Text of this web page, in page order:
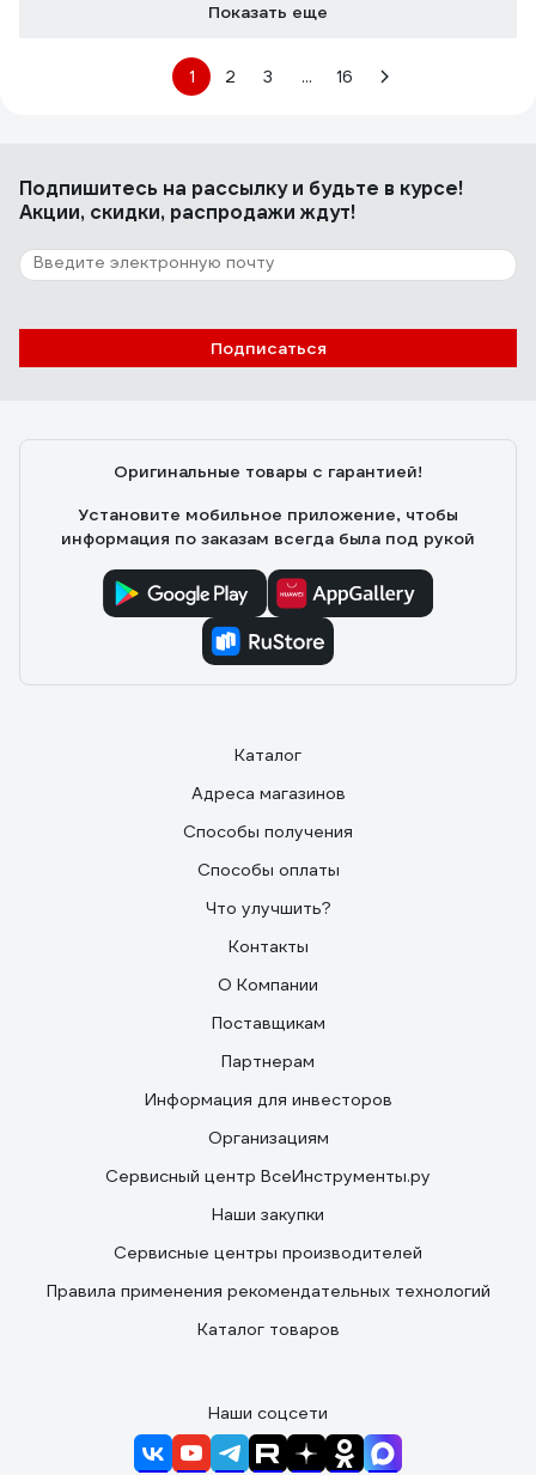
Показать еще
1 2 3 ... 16
Подпишитесь на рассылкуи будьте в курсе!
Акции, скидки, распродажи ждут!
Подписаться
Оригинальные товары с гарантией!
Установите мобильное приложение, чтобы
информация по заказам всегда была под рукой
Каталог
Адреса магазинов
Способы получения
Способы оплаты
Что улучшить?
Контакты
О Компании
Поставщикам
Партнерам
Информация для инвесторов
Организациям
Сервисный центр ВсеИнструменты.ру
Наши закупки
Сервисные центры производителей
Правила применения рекомендательных технологий
Каталог товаров
Наши соцсети